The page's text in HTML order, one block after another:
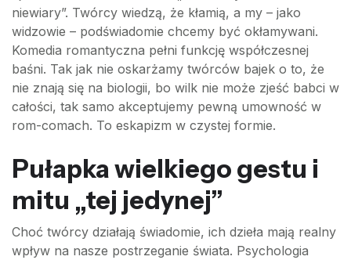
niewiary”. Twórcy wiedzą, że kłamią, a my – jako
widzowie – podświadomie chcemy być okłamywani.
Komedia romantyczna pełni funkcję współczesnej
baśni. Tak jak nie oskarżamy twórców bajek o to, że
nie znają się na biologii, bo wilk nie może zjeść babci w
całości, tak samo akceptujemy pewną umowność w
rom-comach. To eskapizm w czystej formie.
Pułapka wielkiego gestu i
mitu „tej jedynej”
Choć twórcy działają świadomie, ich dzieła mają realny
wpływ na nasze postrzeganie świata. Psychologia